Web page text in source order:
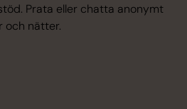
Prata eller chatta anonymt
och nätter.